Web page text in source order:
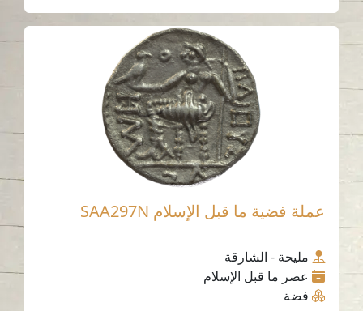
عملة فضية ما قبل الإسلام SAA297N
مليحة - الشارقة
عصر ما قبل الإسلام
فضة